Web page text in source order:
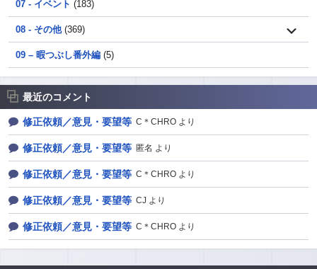
07 - イベント (183)
08 - その他(369)
09 – 暇つぶし番外編 (5)
最近のコメント
修正依頼／意見・要望等 C＊CHRO より
修正依頼／意見・要望等 匿名 より
修正依頼／意見・要望等 C＊CHRO より
修正依頼／意見・要望等 CJ より
修正依頼／意見・要望等 C＊CHRO より